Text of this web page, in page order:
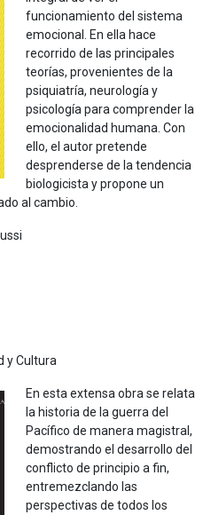
funcionamiento del sistema
emocional. En ella hace
recorrido de las principales
teorías, provenientes de la
psiquiatría, neurología y
psicología para comprender la
emocionalidad humana. Con
ello, el autor pretende
desprenderse de la tendencia
biologicista y propone un
al cambio.
y Cultura
En esta extensa obra se relata
la historia de la guerra del
Pacífico de manera magistral,
demostrando el desarrollo del
conflicto de principio a fin,
entremezclando las
perspectivas de todos los